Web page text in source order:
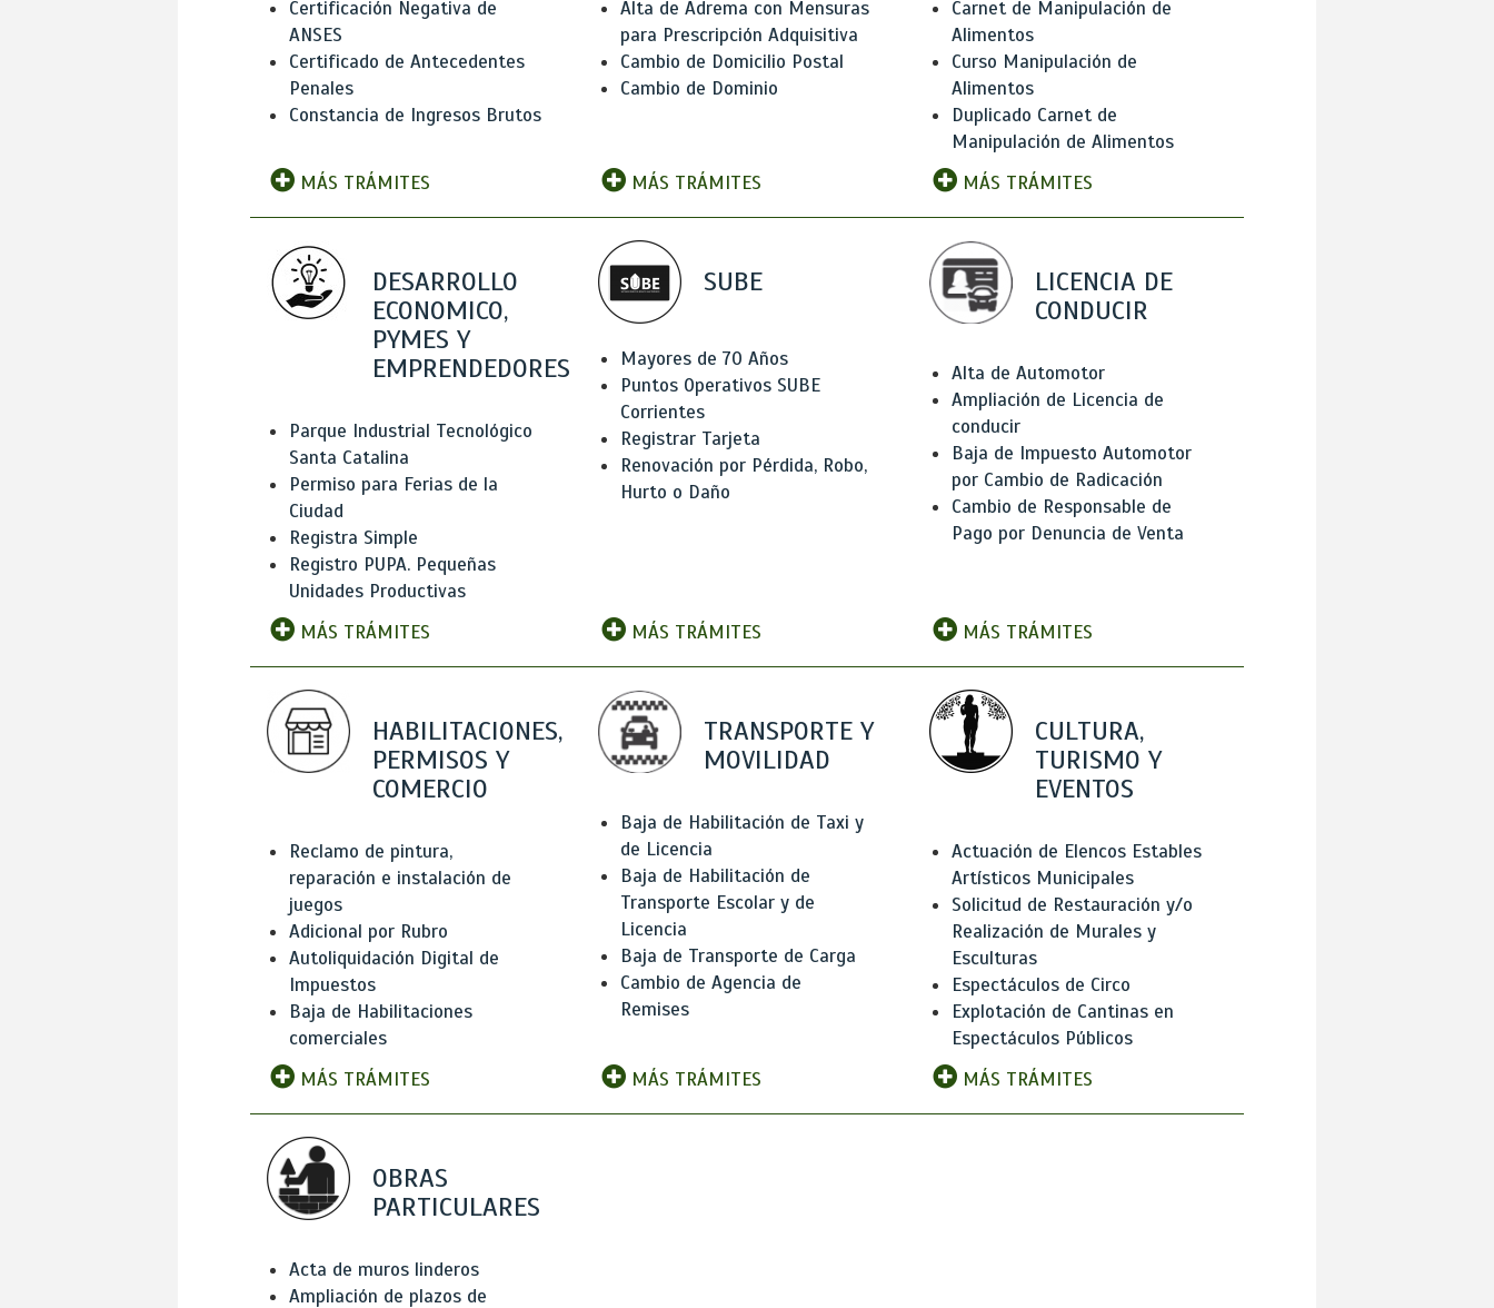
Certificación Negativa de
ANSES
Certificado de Antecedentes
Penales
Constancia de Ingresos Brutos
MÁS TRÁMITES
Alta de Adrema con Mensuras
para Prescripción Adquisitiva
Cambio de Domicilio Postal
Cambio de Dominio
MÁS TRÁMITES
Carnet de Manipulación de
Alimentos
Curso Manipulación de
Alimentos
Duplicado Carnet de
Manipulación de Alimentos
MÁS TRÁMITES
DESARROLLO
ECONOMICO,
PYMES Y
EMPRENDEDORES
Parque Industrial Tecnológico
Santa Catalina
Permiso para Ferias de la
Ciudad
Registra Simple
Registro PUPA. Pequeñas
Unidades Productivas
MÁS TRÁMITES
SUBE
Mayores de 70 Años
Puntos Operativos SUBE
Corrientes
Registrar Tarjeta
Renovación por Pérdida, Robo,
Hurto o Daño
MÁS TRÁMITES
LICENCIA DE
CONDUCIR
Alta de Automotor
Ampliación de Licencia de
conducir
Baja de Impuesto Automotor
por Cambio de Radicación
Cambio de Responsable de
Pago por Denuncia de Venta
MÁS TRÁMITES
HABILITACIONES,
PERMISOS Y
COMERCIO
Reclamo de pintura,
reparación e instalación de
juegos
Adicional por Rubro
Autoliquidación Digital de
Impuestos
Baja de Habilitaciones
comerciales
MÁS TRÁMITES
TRANSPORTE Y
MOVILIDAD
Baja de Habilitación de Taxi y
de Licencia
Baja de Habilitación de
Transporte Escolar y de
Licencia
Baja de Transporte de Carga
Cambio de Agencia de
Remises
MÁS TRÁMITES
CULTURA,
TURISMO Y
EVENTOS
Actuación de Elencos Estables
Artísticos Municipales
Solicitud de Restauración y/o
Realización de Murales y
Esculturas
Espectáculos de Circo
Explotación de Cantinas en
Espectáculos Públicos
MÁS TRÁMITES
OBRAS
PARTICULARES
Acta de muros linderos
Ampliación de plazos de